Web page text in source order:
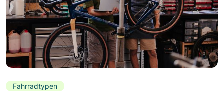
Fahrradtypen